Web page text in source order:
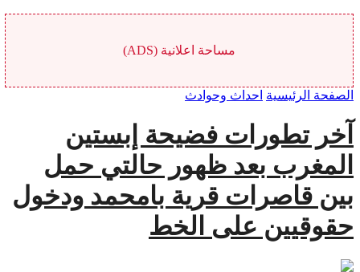
مساحة اعلانية (ADS)
الصفحة الرئيسية احداث وحوادث
آخر تطورات فضيحة إبستين
المغرب بعد ظهور حالتي حمل
بين قاصرات قرية بامحمد ودخول
حقوقيين على الخط